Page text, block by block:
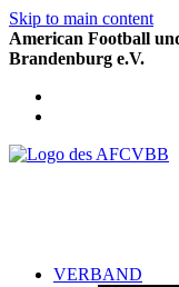
Skip to main content
American Football
Brandenburg e.V.
VERBAND